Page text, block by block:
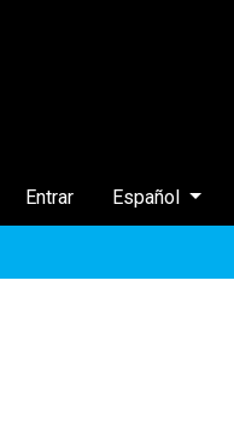
Entrar Cambiar el
Español